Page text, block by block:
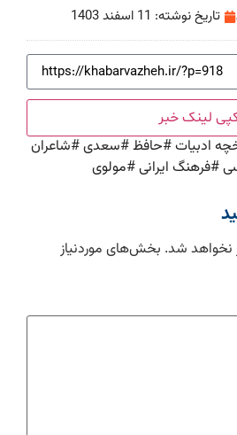
تاریخ نوشته:11 اسفند 1403
لینک خبر
ادبیات#حافظ#سعدی#شاعران
#فرهنگ ایرانی#مولوی
شد.بخش‌های موردنیاز